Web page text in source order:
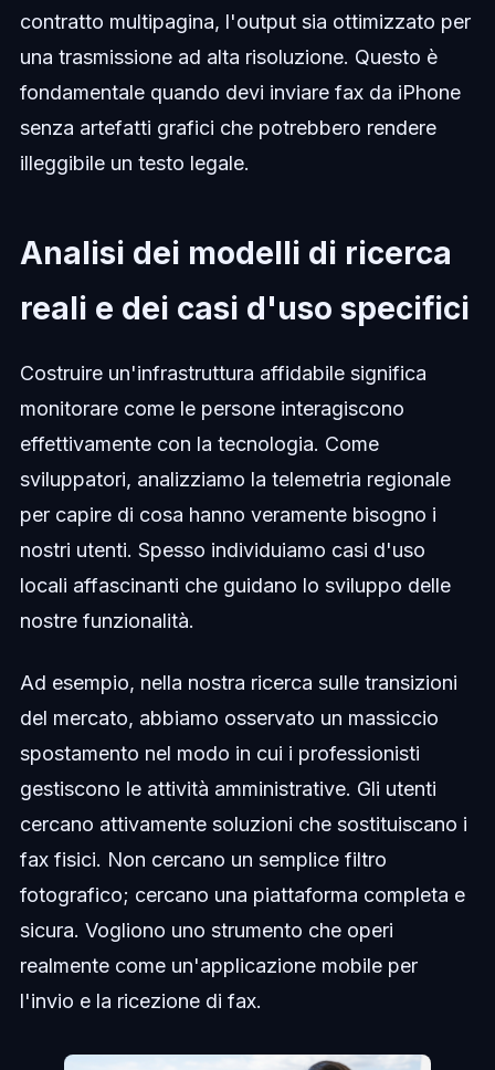
contratto multipagina, l'output sia ottimizzato per
una trasmissione ad alta risoluzione. Questo è
fondamentale quando devi inviare fax da iPhone
senza artefatti grafici che potrebbero rendere
illeggibile un testo legale.
Analisi dei modelli di ricerca
reali e dei casi d'uso specifici
Costruire un'infrastruttura affidabile significa
monitorare come le persone interagiscono
effettivamente con la tecnologia. Come
sviluppatori, analizziamo la telemetria regionale
per capire di cosa hanno veramente bisogno i
nostri utenti. Spesso individuiamo casi d'uso
locali affascinanti che guidano lo sviluppo delle
nostre funzionalità.
Ad esempio, nella nostra ricerca sulle transizioni
del mercato, abbiamo osservato un massiccio
spostamento nel modo in cui i professionisti
gestiscono le attività amministrative. Gli utenti
cercano attivamente soluzioni che sostituiscano i
fax fisici. Non cercano un semplice filtro
fotografico; cercano una piattaforma completa e
sicura. Vogliono uno strumento che operi
realmente come un'applicazione mobile per
l'invio e la ricezione di fax.